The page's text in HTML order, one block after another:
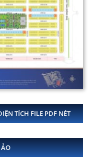
TÍCH FILE PDF NÉT